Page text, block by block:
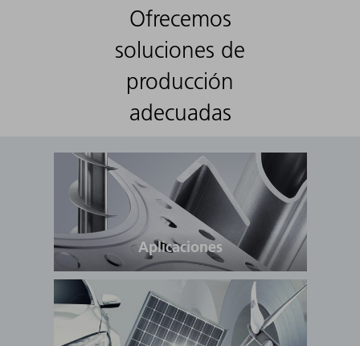
Ofrecemos
soluciones de
producción
adecuadas
Aplicaciones